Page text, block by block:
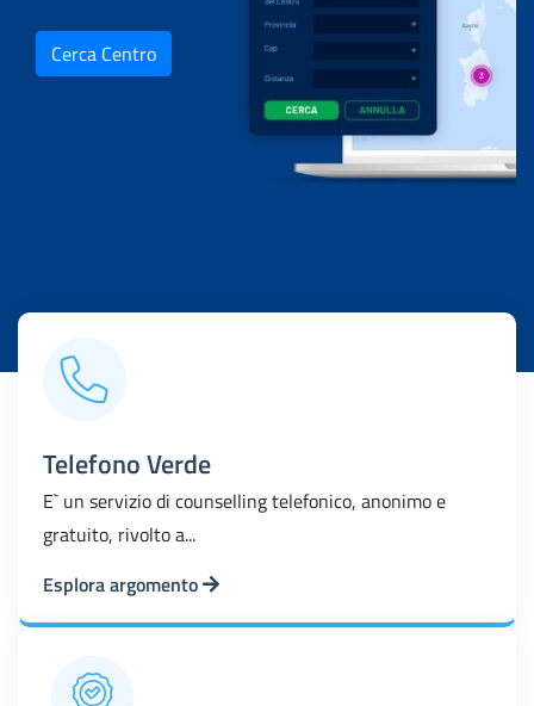
Cerca Centro
Telefono Verde
E` un servizio di counselling telefonico, anonimo e
gratuito, rivolto a...
Esplora argomento